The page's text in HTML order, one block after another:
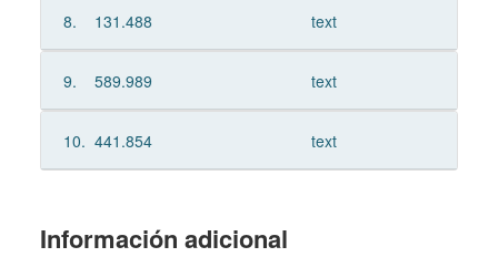
8. 131.488 text
9. 589.989 text
10. 441.854 text
Información adicional